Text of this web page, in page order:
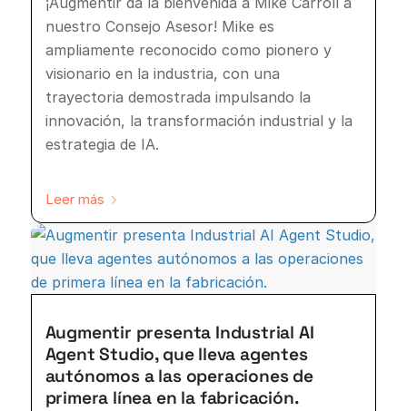
nuestro Consejo Asesor! Mike es
ampliamente reconocido como pionero y
visionario en la industria, con una
trayectoria demostrada impulsando la
innovación, la transformación industrial y la
estrategia de IA.
Leer más
Augmentir presenta Industrial AI
Agent Studio, que lleva agentes
autónomos a las operaciones de
primera línea en la fabricación.